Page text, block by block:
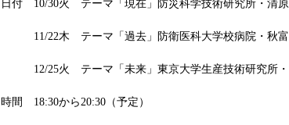
日付　10/30火　テーマ「現在」防災科学技術研究所・清
11/22木　テーマ「過去」防衛医科大学校病院・秋富
12/25火　テーマ「未来」東京大学生産技術研究所・
時間　18:30から20:30（予定）